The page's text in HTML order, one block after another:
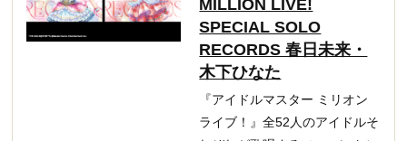
MILLION LIVE!
SPECIAL SOLO
RECORDS 春日未来・
木下ひなた
『アイドルマスター ミリオン
ライブ！』全52人のアイドルそ